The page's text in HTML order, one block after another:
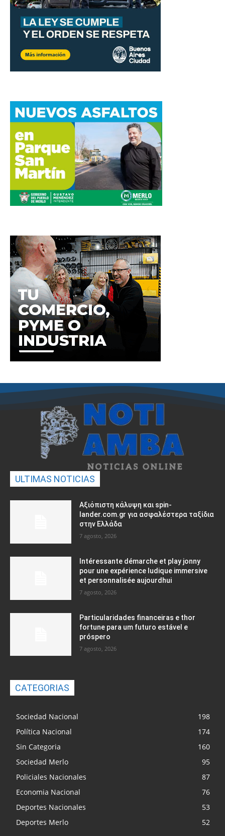
ULTIMAS NOTICIAS
Αξιόπιστη κάλυψη και spin-
lander.com.gr για ασφαλέστερα ταξίδια
στην Ελλάδα
7 agosto, 2026
Intéressante démarche et play jonny
pour une expérience ludique immersive
et personnalisée aujourdhui
7 agosto, 2026
Particularidades financeiras e thor
fortune para um futuro estável e
próspero
7 agosto, 2026
CATEGORIAS
Sociedad Nacional
198
Política Nacional
174
Sin Categoria
160
Sociedad Merlo
95
Policiales Nacionales
87
Economia Nacional
76
Deportes Nacionales
53
Deportes Merlo
52